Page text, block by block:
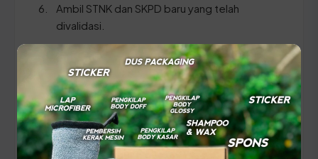
Ambil STNK dan SKPD baru yang telah
divalidasi.
⚠️ Pastikan Anda membawa dokumen KTP dan
STNK yang ASLI serta pastikan data identitas
pada kedua dokumen tersebut sinkron agar
proses verifikasi berjalan lancar.